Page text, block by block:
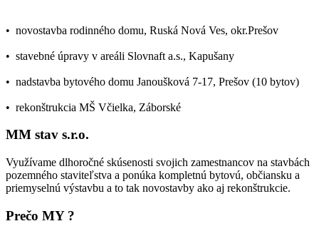
• novostavba rodinného domu, Ruská Nová Ves, okr.Prešov
• stavebné úpravy v areáli Slovnaft a.s., Kapušany
• nadstavba bytového domu Janoušková 7-17, Prešov (10 bytov)
• rekonštrukcia MŠ Včielka, Záborské
MM stav s.r.o.
Využívame dlhoročné skúsenosti svojich zamestnancov na stavbách
pozemného staviteľstva a ponúka kompletnú bytovú, občiansku a
priemyselnú výstavbu a to tak novostavby ako aj rekonštrukcie.
Prečo MY ?